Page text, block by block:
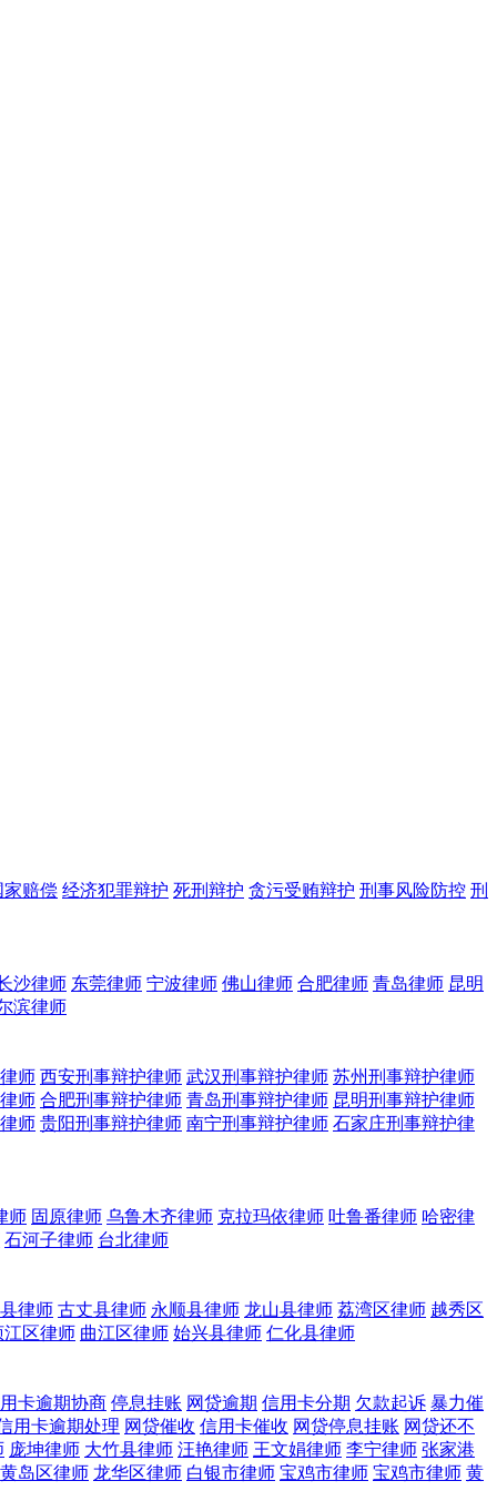
家赔偿 经济犯罪辩护 死刑辩护 贪污受贿辩护 刑事风险防控 刑
沙律师 东莞律师 宁波律师 佛山律师 合肥律师 青岛律师 昆明
滨律师
师 西安刑事辩护律师 武汉刑事辩护律师 苏州刑事辩护律师
师 合肥刑事辩护律师 青岛刑事辩护律师 昆明刑事辩护律师
师 贵阳刑事辩护律师 南宁刑事辩护律师 石家庄刑事辩护律
师 固原律师 乌鲁木齐律师 克拉玛依律师 吐鲁番律师 哈密律
石河子律师 台北律师
律师 古丈县律师 永顺县律师 龙山县律师 荔湾区律师 越秀区
江区律师 曲江区律师 始兴县律师 仁化县律师
卡逾期协商 停息挂账 网贷逾期 信用卡分期 欠款起诉 暴力催
用卡逾期处理 网贷催收 信用卡催收 网贷停息挂账 网贷还不
庞坤律师 大竹县律师 汪艳律师 王文娟律师 李宁律师 张家港
黄岛区律师 龙华区律师 白银市律师 宝鸡市律师 宝鸡市律师 黄